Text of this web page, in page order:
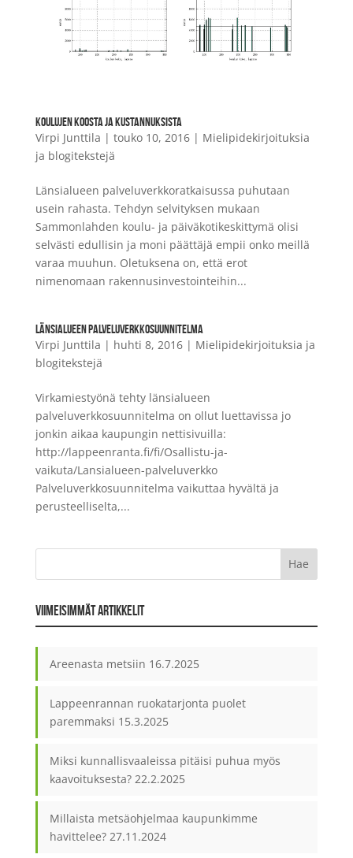
KOULUJEN KOOSTA JA KUSTANNUKSISTA
Virpi Junttila | touko 10, 2016| Mielipidekirjoituksia
ja blogitekstejä
Länsialueen palveluverkkoratkaisussa puhutaan
usein rahasta. Tehdyn selvityksen mukaan
Sammonlahden koulu- ja päiväkotikeskittymä olisi
selvästi edullisin ja moni päättäjä empii onko meillä
varaa muuhun. Oletuksena on, että erot
nimenomaan rakennusinvestointeihin...
LÄNSIALUEEN PALVELUVERKKOSUUNNITELMA
Virpi Junttila | huhti 8, 2016| Mielipidekirjoituksia ja
blogitekstejä
Virkamiestyönä tehty länsialueen
palveluverkkosuunnitelma on ollut luettavissa jo
jonkin aikaa kaupungin nettisivuilla:
http://lappeenranta.fi/fi/Osallistu-ja-
vaikuta/Lansialueen-palveluverkko
Palveluverkkosuunnitelma vaikuttaa hyvältä ja
perusteelliselta,...
VIIMEISIMMÄT ARTIKKELIT
Areenasta metsiin 16.7.2025
Lappeenrannan ruokatarjonta puolet
paremmaksi 15.3.2025
Miksi kunnallisvaaleissa pitäisi puhua myös
kaavoituksesta? 22.2.2025
Millaista metsäohjelmaa kaupunkimme
havittelee? 27.11.2024